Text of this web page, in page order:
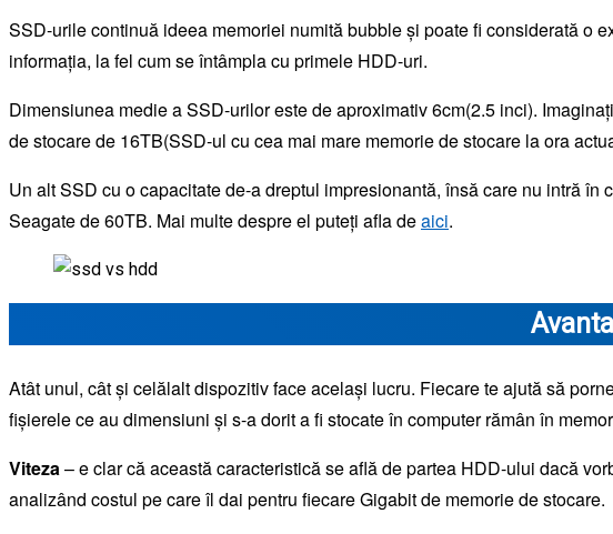
SSD-urile continuă ideea memoriei numită bubble și poate fi considerată o
informația, la fel cum se întâmpla cu primele HDD-uri.
Dimensiunea medie a SSD-urilor este de aproximativ 6cm(2.5 inci).
de stocare de 16TB(SSD-ul cu cea mai mare memorie de stocare la ora
Un alt SSD cu o capacitate de-a dreptul impresionantă, însă care nu intră
Seagate de 60TB. Mai multe despre el puteți afla deaici.
Atât unul, cât și celălalt dispozitiv face același lucru. Fiecare te ajută să
fișierele ce au dimensiuni și s-a dorit a fi stocate în computer rămân în
Viteza– e clar că această caracteristică se află de partea HDD-ului dacă
analizând costul pe care îl dai pentru fiecare Gigabit de memorie de stocare.